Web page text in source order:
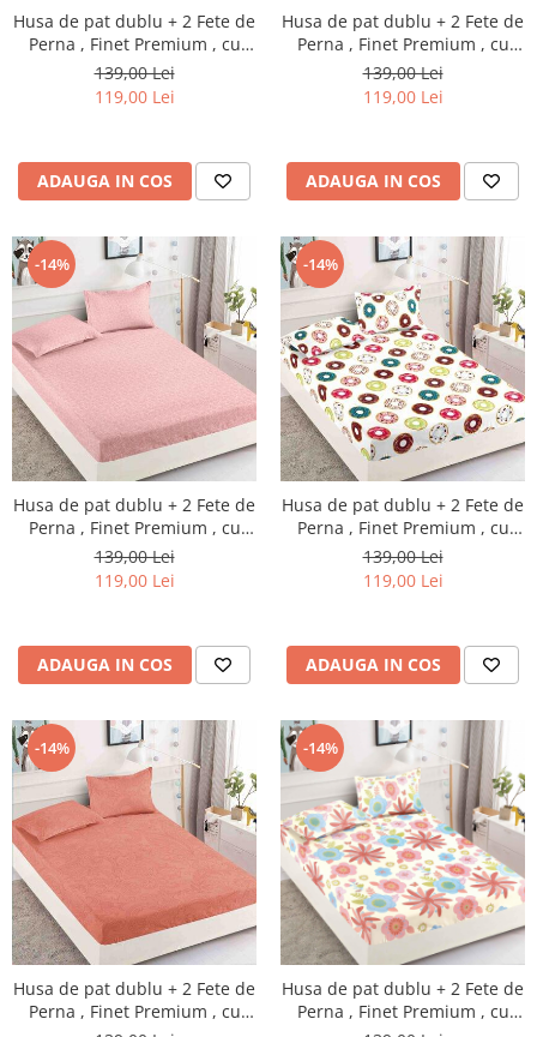
Husa de pat dublu + 2 Fete de
Perna , Finet Premium , cu
elastic , HP37
139,00 Lei
119,00 Lei
ADAUGA IN COS
Husa de pat dublu + 2 Fete de
Perna , Finet Premium , cu
elastic , HP38
139,00 Lei
119,00 Lei
ADAUGA IN COS
-14%
Husa de pat dublu + 2 Fete de
Perna , Finet Premium , cu
elastic , HP40
139,00 Lei
119,00 Lei
ADAUGA IN COS
-14%
Husa de pat dublu + 2 Fete de
Perna , Finet Premium , cu
elastic , HP41
139,00 Lei
119,00 Lei
ADAUGA IN COS
-14%
Husa de pat dublu + 2 Fete de
Perna , Finet Premium , cu
-14%
Husa de pat dublu + 2 Fete de
Perna , Finet Premium , cu